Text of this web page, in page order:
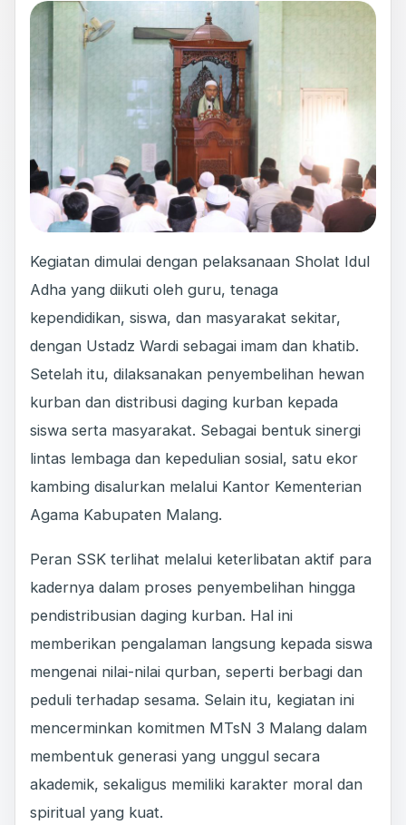
Kegiatan dimulai dengan pelaksanaan Sholat Idul
Adha yang diikuti oleh guru, tenaga
kependidikan, siswa, dan masyarakat sekitar,
dengan Ustadz Wardi sebagai imam dan khatib.
Setelah itu, dilaksanakan penyembelihan hewan
kurban dan distribusi daging kurban kepada
siswa serta masyarakat. Sebagai bentuk sinergi
lintas lembaga dan kepedulian sosial, satu ekor
kambing disalurkan melalui Kantor Kementerian
Agama Kabupaten Malang.
Peran SSK terlihat melalui keterlibatan aktif para
kadernya dalam proses penyembelihan hingga
pendistribusian daging kurban. Hal ini
memberikan pengalaman langsung kepada siswa
mengenai nilai-nilai qurban, seperti berbagi dan
peduli terhadap sesama. Selain itu, kegiatan ini
mencerminkan komitmen MTsN 3 Malang dalam
membentuk generasi yang unggul secara
akademik, sekaligus memiliki karakter moral dan
spiritual yang kuat.